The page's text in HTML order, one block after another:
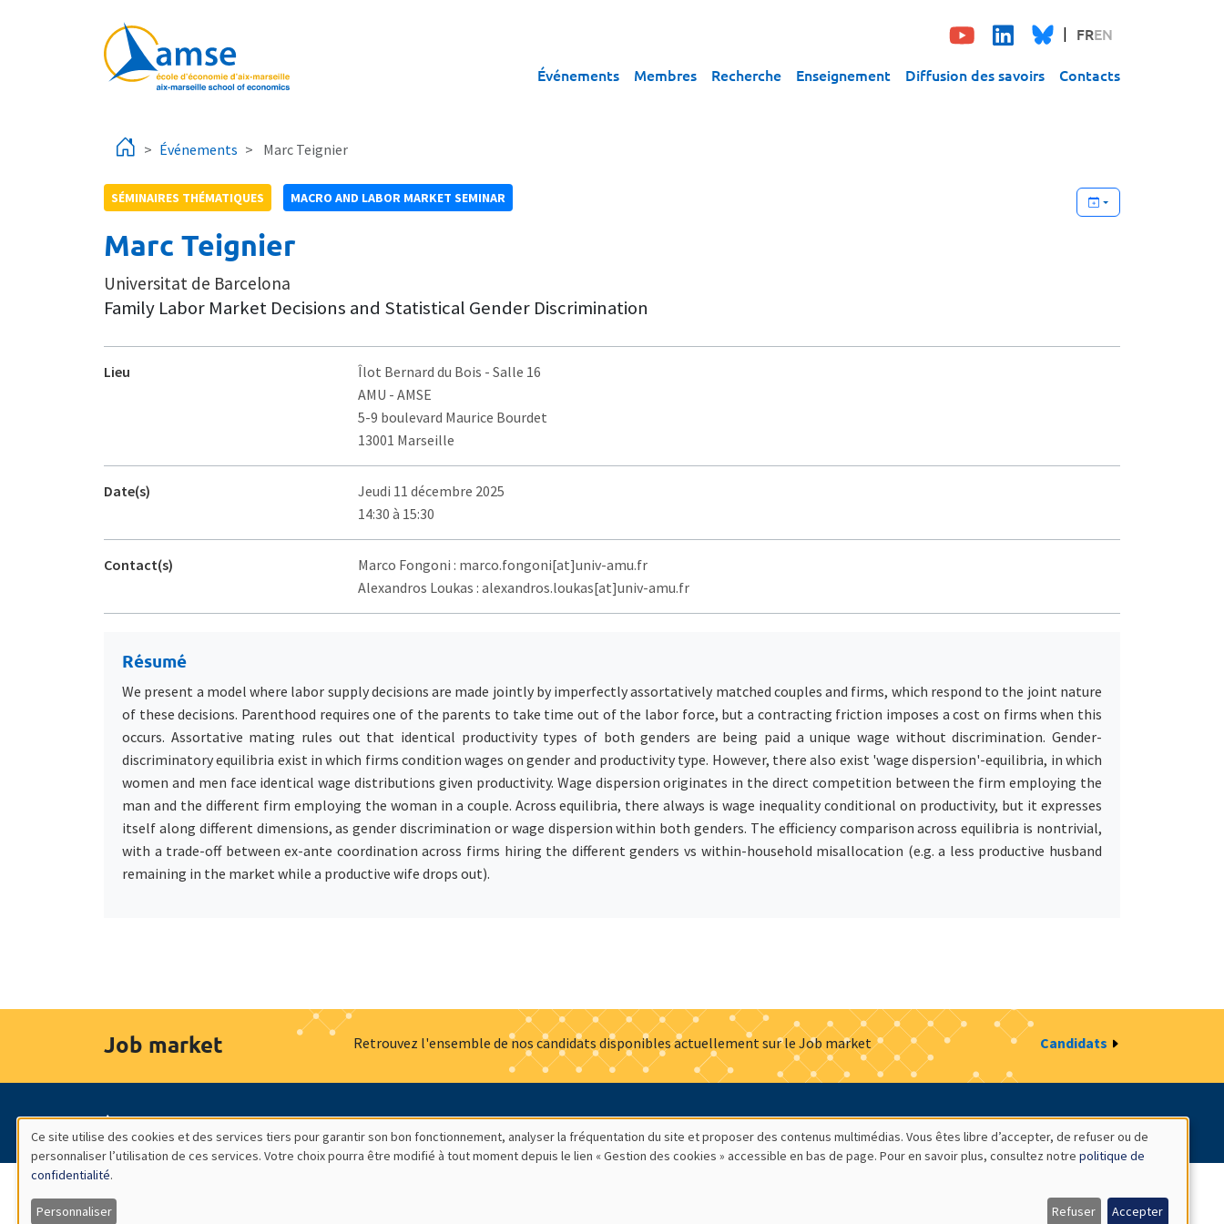
FREN
Événements Membres Recherche Enseignement Diffusion des savoirs Contacts
Événements Marc Teignier
SÉMINAIRES THÉMATIQUES MACRO AND LABOR MARKET SEMINAR
Marc Teignier
Universitat de Barcelona
Family Labor Market Decisions and Statistical Gender Discrimination
Lieu Îlot Bernard du Bois - Salle 16
AMU - AMSE
5-9 boulevard Maurice Bourdet
13001 Marseille
Date(s)
Jeudi 11 décembre 2025
14:30 à 15:30
Contact(s)
Marco Fongoni : marco.fongoni[at]univ-amu.fr
Alexandros Loukas : alexandros.loukas[at]univ-amu.fr
Résumé
We present a model where labor supply decisions are made jointly by imperfectly assortatively matched couples and firms, which respond to the joint nature
of these decisions. Parenthood requires one of the parents to take time out of the labor force, but a contracting friction imposes a cost on firms when this
occurs. Assortative mating rules out that identical productivity types of both genders are being paid a unique wage without discrimination. Gender-
discriminatory equilibria exist in which firms condition wages on gender and productivity type. However, there also exist 'wage dispersion'-equilibria, in which
women and men face identical wage distributions given productivity. Wage dispersion originates in the direct competition between the firm employing the
man and the different firm employing the woman in a couple. Across equilibria, there always is wage inequality conditional on productivity, but it expresses
itself along different dimensions, as gender discrimination or wage dispersion within both genders. The efficiency comparison across equilibria is nontrivial,
with a trade-off between ex-ante coordination across firms hiring the different genders vs within-household misallocation (e.g. a less productive husband
remaining in the market while a productive wife drops out).
Job market Retrouvez l'ensemble de nos candidats disponibles actuellement sur le Job market Candidats
À propos Nos engagements Hommage à Actualités Offres d'emploi Presse Mentions légales Gestion des cookies Intranet
Utilisation
Ce site utilise des cookies et des services tiers pour garantir son bon fonctionnement, analyser la fréquentation du site et proposer des contenus multimédias. Vous êtes libre d’accepter, de refuser ou de
personnaliser l’utilisation de ces services. Votre choix pourra être modifié à tout moment depuis le lien « Gestion des cookies » accessible en bas de page. Pour en savoir plus, consultez notre politique de
confidentialité.
Personnaliser Refuser Accepter